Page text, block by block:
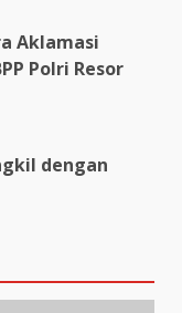
Aklamasi
Polri Resor
dengan